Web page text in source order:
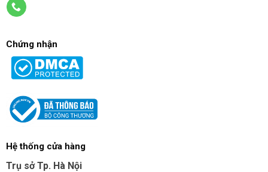
Chứng nhận
Hệ thống cửa hàng
Trụ sở Tp. Hà Nội